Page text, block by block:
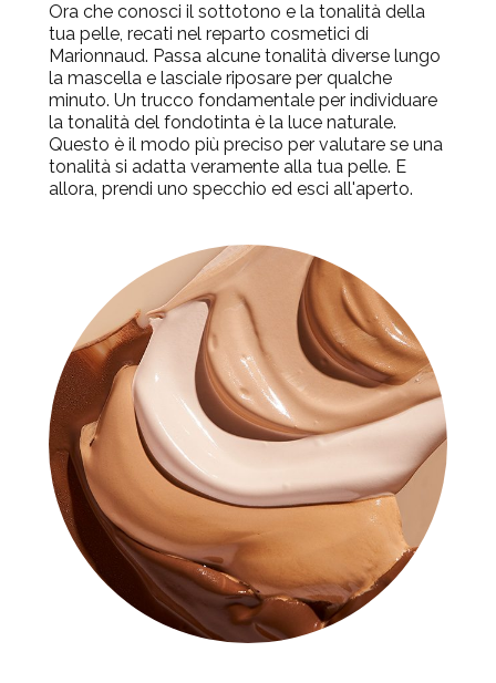
Ora che conosci il sottotono e la tonalità della
tua pelle, recati nel reparto cosmetici di
Marionnaud. Passa alcune tonalità diverse lungo
la mascella e lasciale riposare per qualche
minuto. Un trucco fondamentale per individuare
la tonalità del fondotinta è la luce naturale.
Questo è il modo più preciso per valutare se una
tonalità si adatta veramente alla tua pelle. E
allora, prendi uno specchio ed esci all'aperto.